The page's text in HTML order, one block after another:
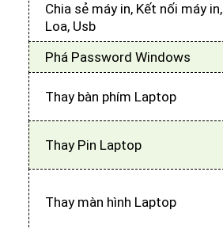
Chia sẻ máy in, Kết nối máy in,
Loa, Usb
Phá Password Windows
Thay bàn phím Laptop
Thay Pin Laptop
Thay màn hình Laptop